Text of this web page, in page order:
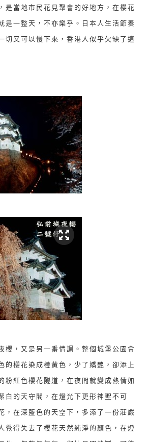
是當地市民花見聚會的好地方，在櫻花
是一整天，不亦樂乎。日本人生活節奏
切又可以慢下來，香港人似乎欠缺了這
櫻，又是另一番情調。整個城堡公園會
的櫻花染成橙黃色，少了嬌艷，卻添上
粉紅色櫻花隧道，在夜間就變成熱情如
白的天守閣，在燈光下更形神聖不可
，在深藍色的天空下，多添了一份莊嚴
覺得失去了櫻花天然純淨的顏色，在燈